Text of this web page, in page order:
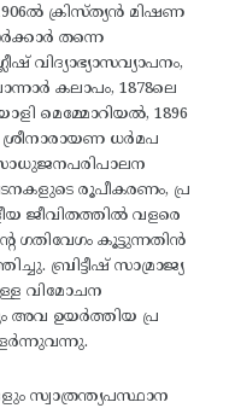
ക്രിസ്ത്യൻ മിഷണ
തന്നെ
വിദ്യാഭ്യാസവ്യാപനം,
കലാപം, 1878ലെ
മെമ്മോറിയൽ, 1896
ധർമപ
രൂപീകരണം, പ്ര
ജീവിതത്തിൽ വളരെ
ഗതിവേഗം കൂട്ടുന്നതിൻ
ബ്രിട്ടീഷ് സാമ്രാജ്യ
വിമോചന
അവ ഉയർത്തിയ പ്ര
സ്വാത്രന്ത്യപസ്ഥാന